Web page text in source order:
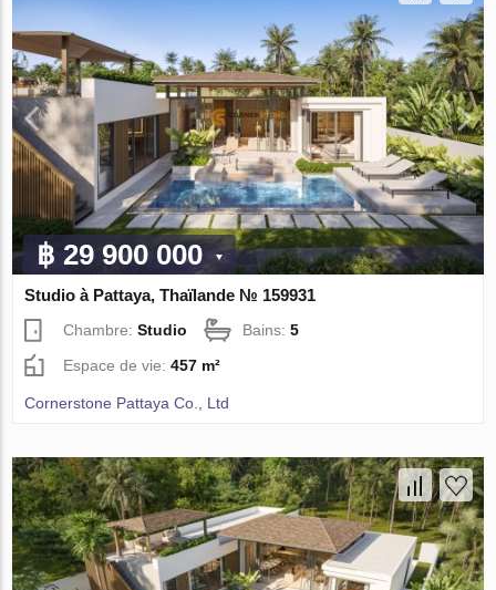
฿ 29 900 000
Studio à Pattaya, Thaïlande № 159931
Chambre:Studio Bains:5
Espace de vie:457 m²
Cornerstone Pattaya Co., Ltd